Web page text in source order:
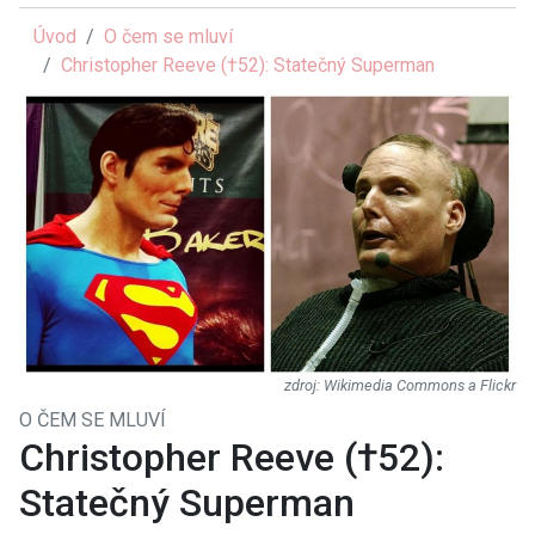
Úvod
O čem se mluví
Christopher Reeve (†52): Statečný Superman
Wikimedia Commons a Flickr
O ČEM SE MLUVÍ
Christopher Reeve (†52):
Statečný Superman